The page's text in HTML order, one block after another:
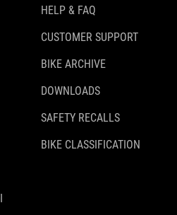
HELP & FAQ
CUSTOMER SUPPORT
BIKE ARCHIVE
DOWNLOADS
SAFETY RECALLS
BIKE CLASSIFICATION